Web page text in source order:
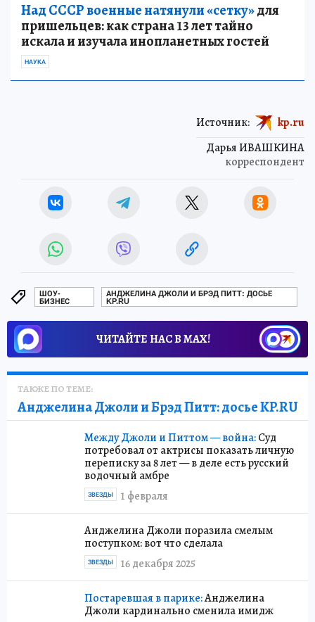
Над СССР военные натянули «сетку»для
пришельцев: как страна 13 лет тайно
искала и изучала инопланетных гостей
НАУКА
Дарья ИВАШКИНА
корреспондент
Источник: kp.ru
ШОУ-
БИЗНЕС
АНДЖЕЛИНА ДЖОЛИ И БРЭД ПИТТ: ДОСЬЕ
KP.RU
ЧИТАЙТЕ НАС В МАХ!
ТАКЖЕ ПО ТЕМЕ:
Анджелина Джоли и Брэд Питт: досье KP.RU
Между Джоли и Питтом — война:Суд
потребовал от актрисы показать личную
переписку за 8 лет — в деле есть русский
водочный амбре
1 февраля
ЗВЕЗДЫ
Анджелина Джоли поразила смелым
поступком: вот что сделала
16 декабря 2025
ЗВЕЗДЫ
Постаревшая в парике:Анджелина
Джоли кардинально сменила имидж